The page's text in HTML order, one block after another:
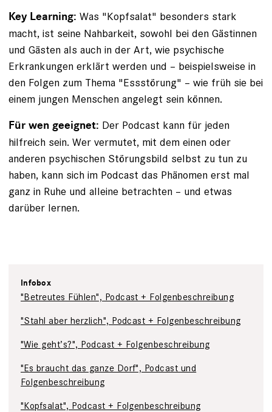
Key Learning: Was "Kopfsalat" besonders stark
macht, ist seine Nahbarkeit, sowohl bei den Gästinnen
und Gästen als auch in der Art, wie psychische
Erkrankungen erklärt werden und – beispielsweise in
den Folgen zum Thema "Essstörung" – wie früh sie bei
einem jungen Menschen angelegt sein können.
Für wen geeignet: Der Podcast kann für jeden
hilfreich sein. Wer vermutet, mit dem einen oder
anderen psychischen Störungsbild selbst zu tun zu
haben, kann sich im Podcast das Phänomen erst mal
ganz in Ruhe und alleine betrachten – und etwas
darüber lernen.
Infobox
"Betreutes Fühlen", Podcast + Folgenbeschreibung
"Stahl aber herzlich", Podcast + Folgenbeschreibung
"Wie geht’s?", Podcast + Folgenbeschreibung
"Es braucht das ganze Dorf", Podcast und
Folgenbeschreibung
"Kopfsalat", Podcast + Folgenbeschreibung